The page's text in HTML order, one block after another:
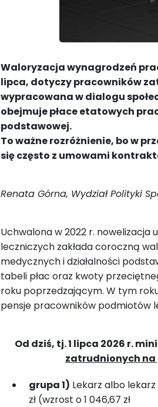
Waloryzacja wynagrodzeń
lipca, dotyczy pracowników
wypracowana w dialogu
obejmuje płace etatowych
podstawowej.
To ważne rozróżnienie, bo w
się często z umowami
Renata Górna, Wydział Polityki
Uchwalona w 2022 r.
leczniczych zakłada coroczną
medycznych i działalności
tabeli płac oraz kwoty
roku poprzedzającym. W tym
pensje pracowników podmiotów
Od dziś, tj. 1 lipca 2026 r.
zatrudnionych na
grupa 1) Lekarz albo
zł (wzrost o 1 046,67 zł